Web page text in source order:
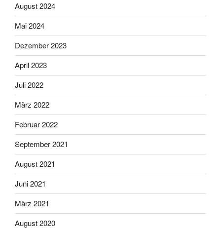
August 2024
Mai 2024
Dezember 2023
April 2023
Juli 2022
März 2022
Februar 2022
September 2021
August 2021
Juni 2021
März 2021
August 2020